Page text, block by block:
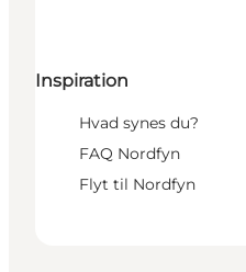
Inspiration
Hvad synes du?
FAQ Nordfyn
Flyt til Nordfyn